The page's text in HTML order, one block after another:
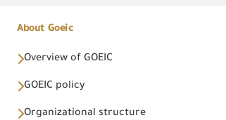
About Goeic
Overview of GOEIC
GOEIC policy
Organizational structure